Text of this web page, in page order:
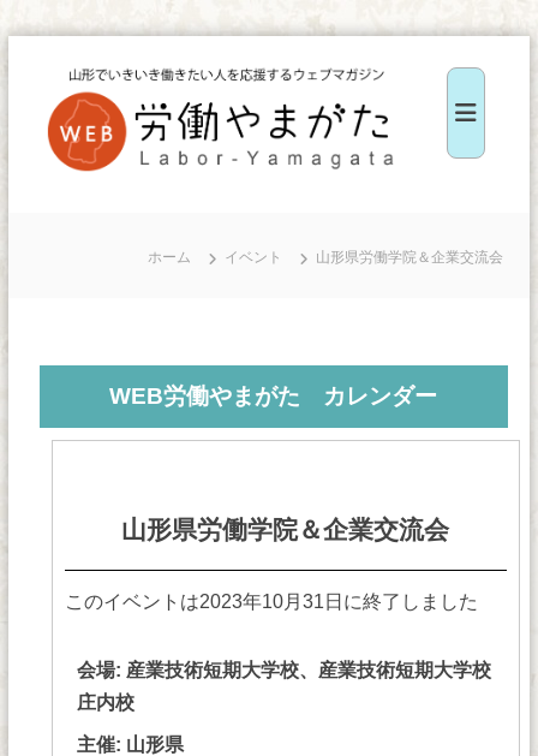
ま
た
ホーム イベント 山形県労働学院＆企業交流会
WEB労働やまがた カレンダー
山形県労働学院＆企業交流会
このイベントは2023年10月31日に終了しました
会場: 産業技術短期大学校、産業技術短期大学校
庄内校
主催: 山形県